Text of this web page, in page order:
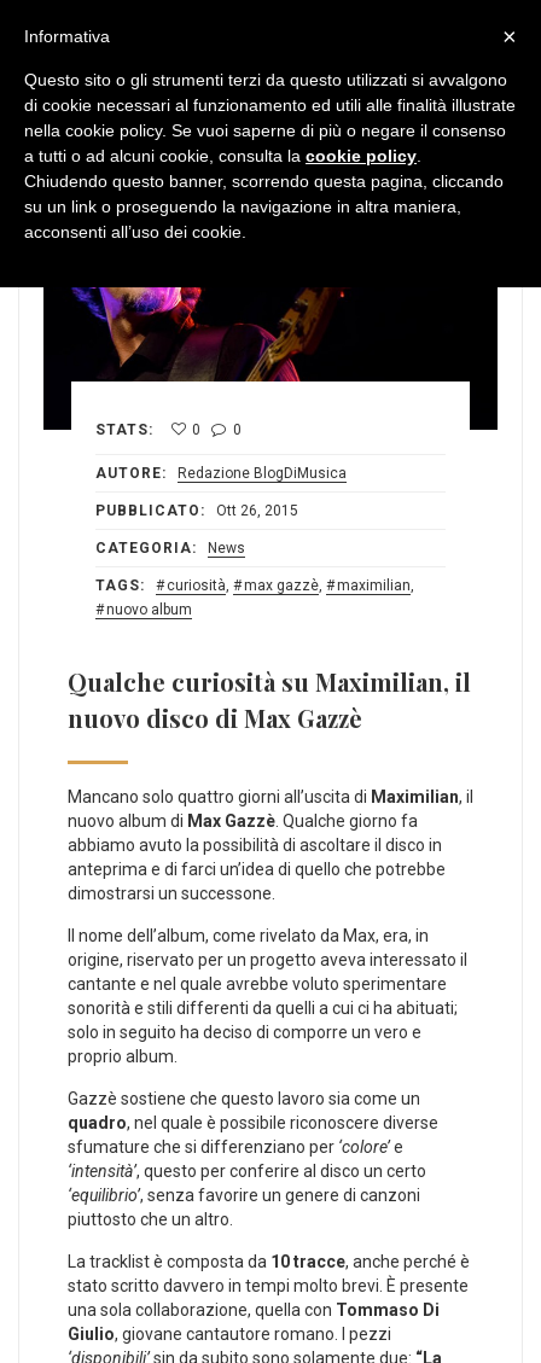
STATS: 0 0
AUTORE: Redazione BlogDiMusica
PUBBLICATO: Ott 26, 2015
CATEGORIA: News
TAGS: curiosità, max gazzè, maximilian,
nuovo album
Qualche curiosità su Maximilian, il
nuovo disco di Max Gazzè
Mancano solo quattro giorni all’uscita di Maximilian, il
nuovo album di Max Gazzè. Qualche giorno fa
abbiamo avuto la possibilità di ascoltare il disco in
anteprima e di farci un’idea di quello che potrebbe
dimostrarsi un successone.
Il nome dell’album, come rivelato da Max, era, in
origine, riservato per un progetto aveva interessato il
cantante e nel quale avrebbe voluto sperimentare
sonorità e stili differenti da quelli a cui ci ha abituati;
solo in seguito ha deciso di comporre un vero e
proprio album.
Gazzè sostiene che questo lavoro sia come un
quadro, nel quale è possibile riconoscere diverse
sfumature che si differenziano per ‘colore’e
‘intensità’, questo per conferire al disco un certo
‘equilibrio’, senza favorire un genere di canzoni
piuttosto che un altro.
La tracklist è composta da 10 tracce, anche perché è
stato scritto davvero in tempi molto brevi. È presente
una sola collaborazione, quella con Tommaso Di
Giulio, giovane cantautore romano. I pezzi
‘disponibili’sin da subito sono solamente due: “La
×
Informativa
Questo sito o gli strumenti terzi da questo utilizzati si avvalgono
di cookie necessari al funzionamento ed utili alle finalità illustrate
nella cookie policy. Se vuoi saperne di più o negare il consenso
a tutti o ad alcuni cookie, consulta la cookie policy
Chiudendo questo banner, scorrendo questa pagina, cliccando
su un link o proseguendo la navigazione in altra maniera,
acconsenti all’uso dei cookie.